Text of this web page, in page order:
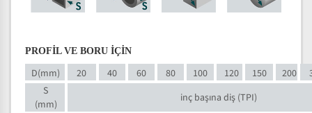
PROFİL VE BORU İÇİN
D(mm) 20 40 60 80 100 120 150 200
S
(mm)
inç başına diş (TPI)